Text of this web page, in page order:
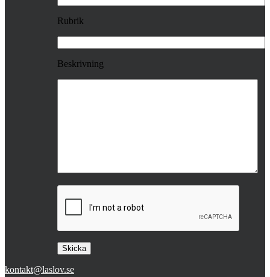
Rubrik
Beskrivning
kontakt@laslov.se